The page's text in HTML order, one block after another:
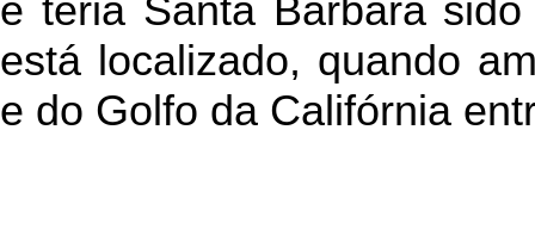
e teria Santa Barbara
está localizado, quando
e do Golfo da Califórnia